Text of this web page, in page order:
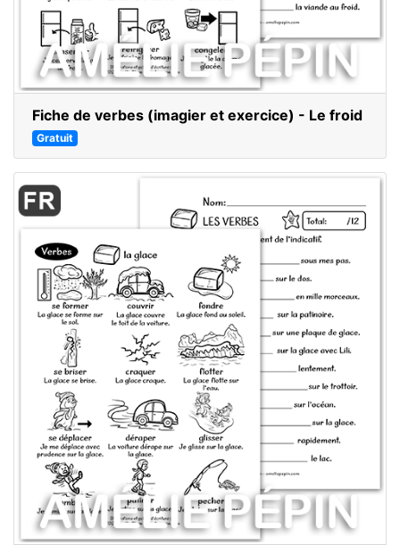
Fiche de verbes (imagier et exercice) - Le froid
Gratuit